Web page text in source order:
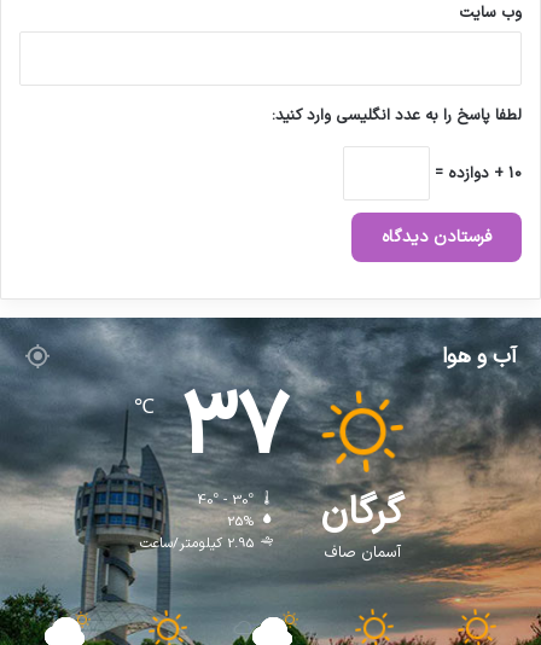
وب‌ سایت
لطفا پاسخ را به عدد انگلیسی وارد کنید:
10 + دوازده =
آب و هوا
گرگان
آسمان صاف
37
℃
40º - 30º
25%
2.95 کیلومتر/ساعت